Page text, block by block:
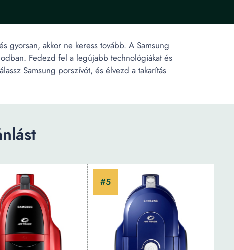
gyorsan, akkor ne keress tovább. A Samsung
Fedezd fel a legújabb technológiákat és
Samsung porszívót, és élvezd a takarítás